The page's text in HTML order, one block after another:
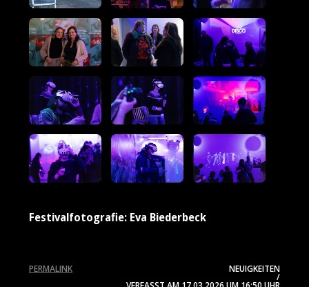
Festivalfotografie: Eva Biederbeck
NEUIGKEITEN
/
PERMALINK